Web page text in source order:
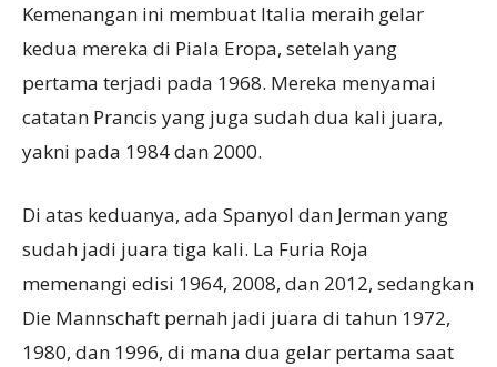
Kemenangan ini membuat Italia meraih gelar
kedua mereka di Piala Eropa, setelah yang
pertama terjadi pada 1968. Mereka menyamai
catatan Prancis yang juga sudah dua kali juara,
yakni pada 1984 dan 2000.
Di atas keduanya, ada Spanyol dan Jerman yang
sudah jadi juara tiga kali. La Furia Roja
memenangi edisi 1964, 2008, dan 2012, sedangkan
Die Mannschaft pernah jadi juara di tahun 1972,
1980, dan 1996, di mana dua gelar pertama saat